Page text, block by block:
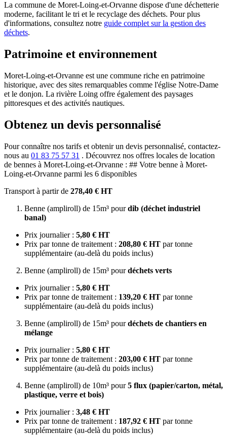
La commune de Moret-Loing-et-Orvanne dispose d'une déchetterie
moderne, facilitant le tri et le recyclage des déchets. Pour plus
d'informations, consultez notre guide complet sur la gestion des
déchets.
Patrimoine et environnement
Moret-Loing-et-Orvanne est une commune riche en patrimoine
historique, avec des sites remarquables comme l'église Notre-Dame
et le donjon. La rivière Loing offre également des paysages
pittoresques et des activités nautiques.
Obtenez un devis personnalisé
Pour connaître nos tarifs et obtenir un devis personnalisé, contactez-
nous au 01 83 75 57 31 . Découvrez nos offres locales de location
de bennes à Moret-Loing-et-Orvanne : ## Votre benne à Moret-
Loing-et-Orvanne parmi les 6 disponibles
Transport à partir de 278,40 € HT
Benne (ampliroll) de 15m³ pourdib (déchet industriel
banal)
Prix journalier : 5,80 € HT
Prix par tonne de traitement : 208,80 € HT par tonne
supplémentaire (au-delà du poids inclus)
Benne (ampliroll) de 15m³ pourdéchets verts
Prix journalier : 5,80 € HT
Prix par tonne de traitement : 139,20 € HT par tonne
supplémentaire (au-delà du poids inclus)
Benne (ampliroll) de 15m³ pourdéchets de chantiers en
mélange
Prix journalier : 5,80 € HT
Prix par tonne de traitement : 203,00 € HT par tonne
supplémentaire (au-delà du poids inclus)
Benne (ampliroll) de 10m³ pour5 flux (papier/carton, métal,
plastique, verre et bois)
Prix journalier : 3,48 € HT
Prix par tonne de traitement : 187,92 € HT par tonne
supplémentaire (au-delà du poids inclus)